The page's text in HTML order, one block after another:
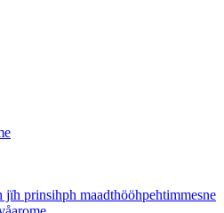
prinsihph maadthööhpehtimmesne